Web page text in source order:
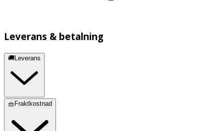
Leverans & betalning
🚚Leverans
🧺Fraktkostnad